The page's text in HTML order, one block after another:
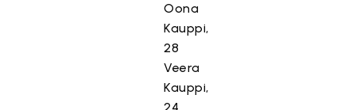
Oona
Kauppi,
28
Veera
Kauppi,